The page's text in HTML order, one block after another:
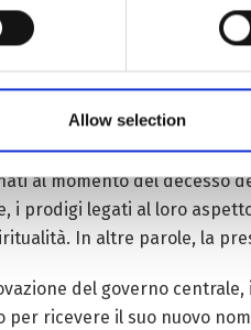
Allow selection
del viso e, se il
Panchen Lama di
al momento del decesso
i prodigi legati al loro
In altre parole, la
del governo
per ricevere il suo nuovo